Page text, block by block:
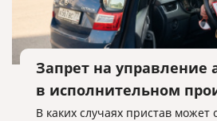
Запрет на управление
в исполнительном
В каких случаях пристав может